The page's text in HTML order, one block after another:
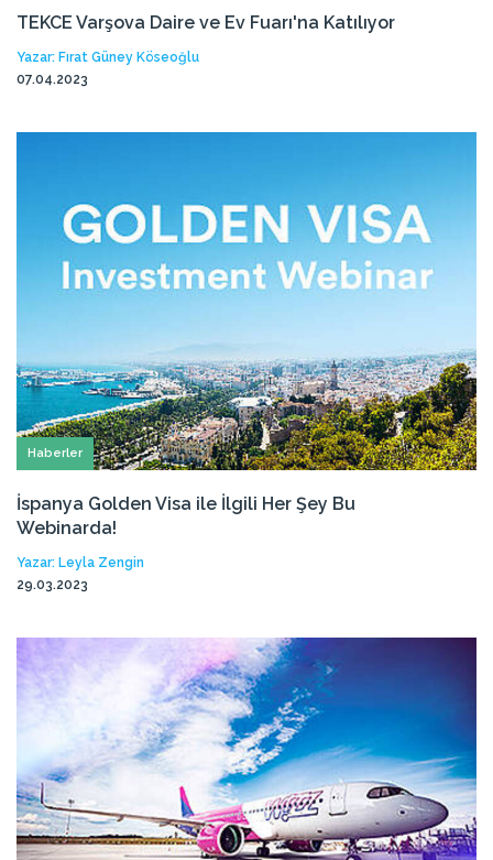
TEKCE Varşova Daire ve Ev Fuarı'na Katılıyor
Yazar: Fırat Güney Köseoğlu
07.04.2023
Haberler
İspanya Golden Visa ile İlgili Her Şey Bu
Webinarda!
Yazar: Leyla Zengin
29.03.2023